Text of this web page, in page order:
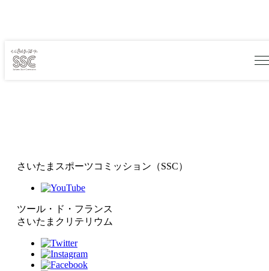
さいたまスポーツコミッション（SSC）
ツール・ド・フランス
さいたまクリテリウム